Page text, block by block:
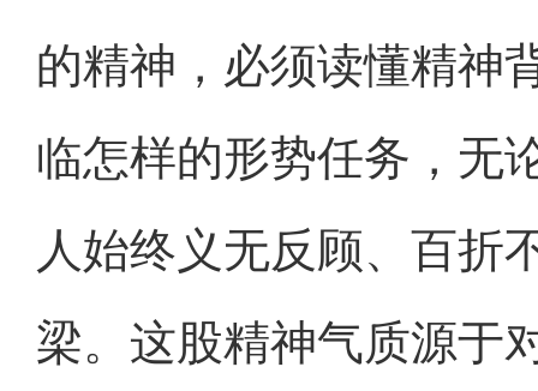
的精神，必须读懂精神
临怎样的形势任务，无
人始终义无反顾、百折
梁。这股精神气质源于